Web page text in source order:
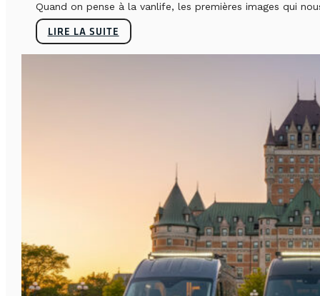
Quand on pense à la vanlife, les premières images qui
LIRE LA SUITE